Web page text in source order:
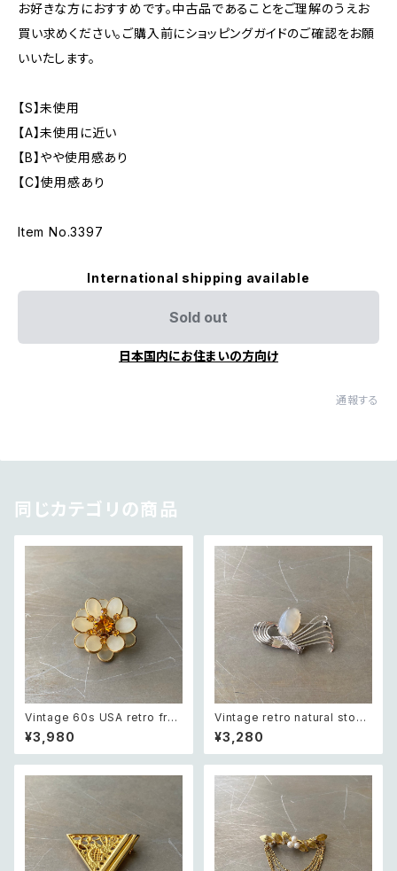
お好きな方におすすめです。中古品であることをご理解のうえお
買い求めください。ご購入前にショッピングガイドのご確認をお願
いいたします。
【S】未使用
【A】未使用に近い
【B】やや使用感あり
【C】使用感あり
Item No.3397
International shipping available
Sold out
日本国内にお住まいの方向け
通報する
同じカテゴリの商品
Vintage 60s USA retro fros
ted glass botanical flower
crystal bijou brooch レトロ
アメリカ ヴィンテージ アクセサ
¥3,980
Vintage retro natural stone
classical brooch レトロ ヴィ
ンテージ アクセサリー 天然石
クラシカル ブローチ
¥3,280